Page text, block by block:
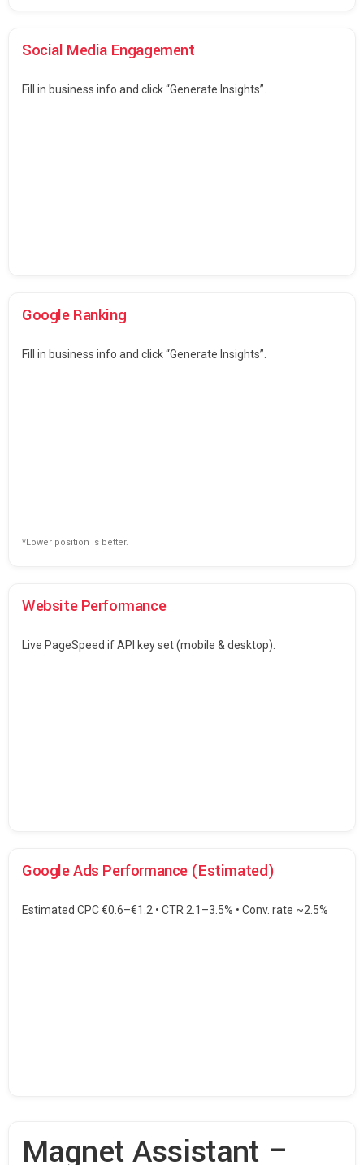
Social Media Engagement
Fill in business info and click “Generate Insights”.
Google Ranking
Fill in business info and click “Generate Insights”.
*Lower position is better.
Website Performance
Live PageSpeed if API key set (mobile & desktop).
Google Ads Performance (Estimated)
Estimated CPC €0.6–€1.2 • CTR 2.1–3.5% • Conv. rate ~2.5%
Magnet Assistant –